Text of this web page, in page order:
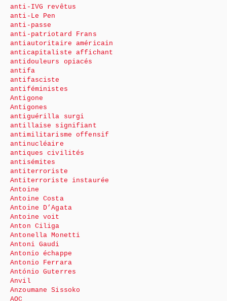
anti-IVG revêtus
anti-Le Pen
anti-passe
anti-patriotard Frans
antiautoritaire américain
anticapitaliste affichant
antidouleurs opiacés
antifa
antifasciste
antiféministes
Antigone
Antigones
antiguérilla surgi
antillaise signifiant
antimilitarisme offensif
antinucléaire
antiques civilités
antisémites
antiterroriste
Antiterroriste instaurée
Antoine
Antoine Costa
Antoine D’Agata
Antoine voit
Anton Ciliga
Antonella Monetti
Antoni Gaudi
Antonio échappe
Antonio Ferrara
António Guterres
Anvil
Anzoumane Sissoko
AOC